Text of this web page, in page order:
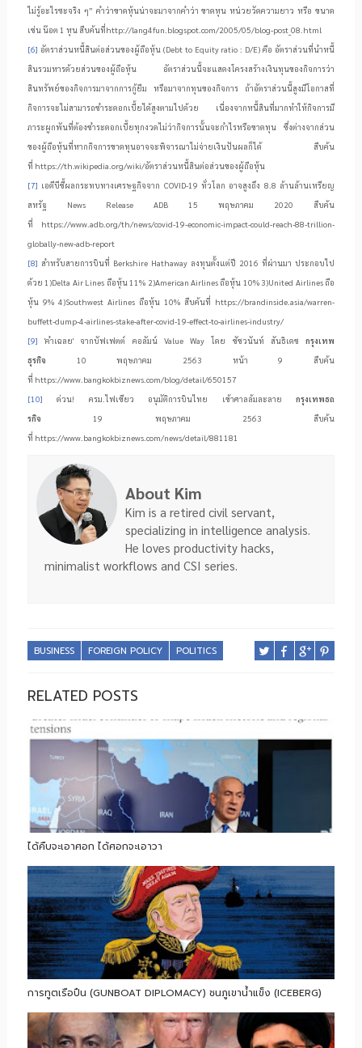
ไม่รู้อะไรซะจริง ๆ” คำว่าขาดหุ้นน่าจะมาจากคำว่า ขาดหุน หน่วยวัดความยาว หรือ ขนาด
เช่น น๊อต 1 หุน สืบค้นที่http://lang4fun.blogspot.com/2005/05/blog-post_ 08. html
[6] อัตราส่วนหนี้สินต่อส่วนของผู้ถือหุ้น (Debt to Equity ratio : D/E)คือ อัตราส่วนที่นำหนี้
สินรวมหารด้วยส่วนของผู้ถือหุ้น อัตราส่วนนี้จะแสดงโครงสร้างเงินทุนของกิจการว่า
สินทรัพย์ของกิจการมาจากการกู้ยืม หรือมาจากทุนของกิจการ ถ้าอัตราส่วนนี้สูงมีโอกาสที่
กิจการจะไม่สามารถชำระดอกเบี้ยได้สูงตามไปด้วย เนื่องจากหนี้สินที่มากทำให้กิจการมี
ภาระผูกพันที่ต้องชำระดอกเบี้ยทุกงวดไม่ว่ากิจการนั้นจะกำไรหรือขาดทุน ซึ่งต่างจากส่วน
ของผู้ถือหุ้นที่หากกิจการขาดทุนอาจจะพิจารณาไม่จ่ายเงินปันผลก็ได้ สืบค้น
ที่ https://th.wikipedia.org/wiki/อัตราส่วนหนี้สินต่อส่วนของผู้ถือหุ้น
[7] เอดีบีชี้ผลกระทบทางเศรษฐกิจจาก COVID-19ทั่วโลก อาจสูงถึง 8.8ล้านล้านเหรียญ
สหรัฐ News Release ADB 15พฤษภาคม 2020สืบค้น
ที่ https://www.adb.org/th/news/covid-19-economic-impact-could-reach-88-trillion-
globally-new-adb-report
[8] สำหรับสายการบินที่ Berkshire Hathawayลงทุนตั้งแต่ปี 2016ที่ผ่านมา ประกอบไป
ด้วย1)Delta Air Lines ถือหุ้น11% 2)American Airlines ถือหุ้น 10% 3)United Airlines ถือ
หุ้น 9% 4)Southwest Airlines ถือหุ้น10%สืบค้นที่ https://brandinside.asia/warren-
buffett-dump-4-airlines-stake-after-covid-19-effect-to-airlines-industry/
[9] 'คำเฉลย'จากบัฟเฟตต์ คอลัมน์ Value Wayโดย ชัชวนันท์ สันธิเดชกรุงเทพ
ธุรกิจ
10พฤษภาคม 2563 หน้า9สืบค้น
ที่ https://www.bangkokbiznews.com/blog/detail/650157
[10]
ด่วน! ครม.ไฟเขียว อนุมัติการบินไทย เข้าศาลล้มละลายกรุงเทพธถ
รกิจ
19 พฤษภาคม 2563 สืบค้น
ที่ https://www.bangkokbiznews.com/news/detail/881181
About Kim
Kim is a retired civil servant,
specializing in intelligence analysis.
He loves productivity hacks,
minimalist workflows and CSI series.
BUSINESS FOREIGN POLICY POLITICS
RELATED POSTS
ได้คืบจะเอาศอก ได้ศอกจะเอาวา
การทูตเรือปืน (GUNBOAT DIPLOMACY) ชนภูเขาน้ำแข็ง (ICEBERG)